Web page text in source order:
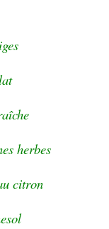
herbes
citron